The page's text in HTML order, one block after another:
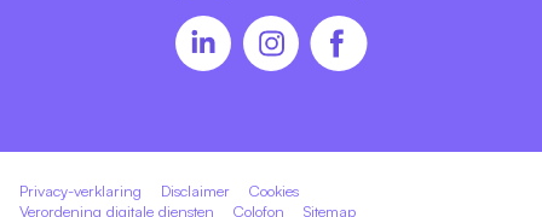
Privacy-verklaring Disclaimer
Cookies
Verordening digitale diensten
Colofon Sitemap